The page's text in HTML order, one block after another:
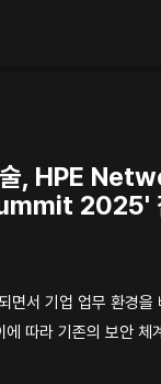
, HPE
2025'
면서 기업 업무 환경을
따라 기존의 보안 체